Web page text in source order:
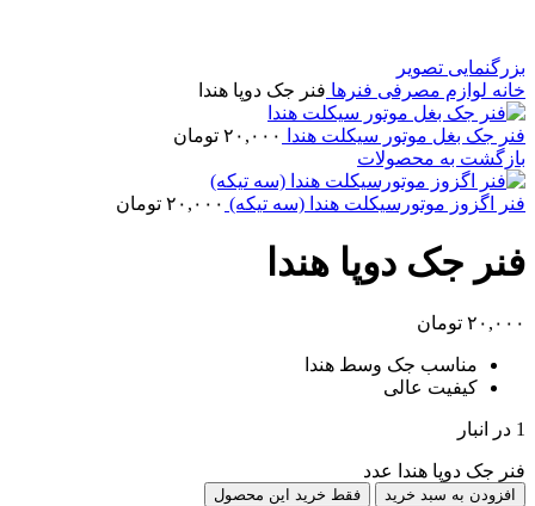
بزرگنمایی تصویر
خانه لوازم مصرفی فنرها فنر جک دوپا هندا
فنر جک بغل موتور سیکلت هندا ۲۰,۰۰۰ تومان
بازگشت به محصولات
فنر اگزوز موتورسیکلت هندا (سه تیکه) ۲۰,۰۰۰ تومان
فنر جک دوپا هندا
۲۰,۰۰۰ تومان
مناسب جک وسط هندا
کیفیت عالی
1 در انبار
فنر جک دوپا هندا عدد
افزودن به سبد خرید فقط خرید این محصول